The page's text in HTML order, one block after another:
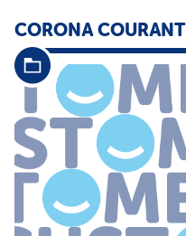
CORONA COURANT